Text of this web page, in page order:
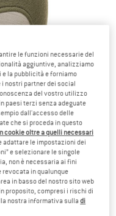
le funzioni necessarie del
aggiuntive, analizziamo
la pubblicità e forniamo
i nostri partner dei social
del vostro utilizzo
paesi terzi senza adeguate
dall'accesso delle
che si proceda in questo
cookie oltre a quelli necessari
adattare le impostazioni dei
e selezionare le singole
non è necessaria ai fini
in qualunque
in basso del nostro sito web
proposito, compresi i rischi di
nostra informativa sulladi